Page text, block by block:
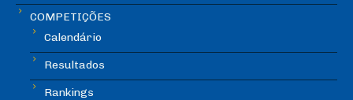
COMPETIÇÕES
Calendário
Resultados
Rankings